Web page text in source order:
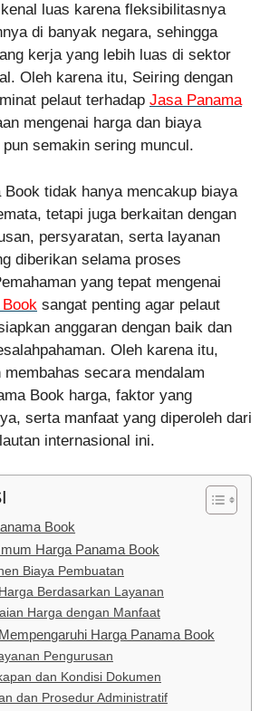
luas karena fleksibilitasnya
di banyak negara, sehingga
kerja yang lebih luas di sektor
Oleh karena itu, Seiring dengan
pelaut terhadap Jasa Panama
mengenai harga dan biaya
pun semakin sering muncul.
Book tidak hanya mencakup biaya
tetapi juga berkaitan dengan
persyaratan, serta layanan
diberikan selama proses
yang tepat mengenai
sangat penting agar pelaut
anggaran dengan baik dan
Oleh karena itu,
secara mendalam
Book harga, faktor yang
serta manfaat yang diperoleh dari
internasional ini.
Book
Harga Panama Book
Biaya Pembuatan
Berdasarkan Layanan
Harga dengan Manfaat
Harga Panama Book
Pengurusan
dan Kondisi Dokumen
dan Prosedur Administratif